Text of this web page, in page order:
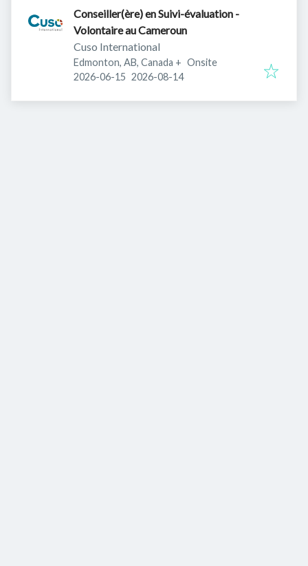
Conseiller(ère) en Suivi-évaluation -
Volontaire au Cameroun
Cuso International
Edmonton, AB, Canada + Onsite
Published:
2026-06-15 Expires:
2026-08-14